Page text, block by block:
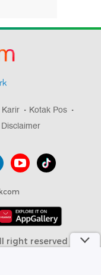
Karir
Kotak Pos
Disclaimer
right reserved